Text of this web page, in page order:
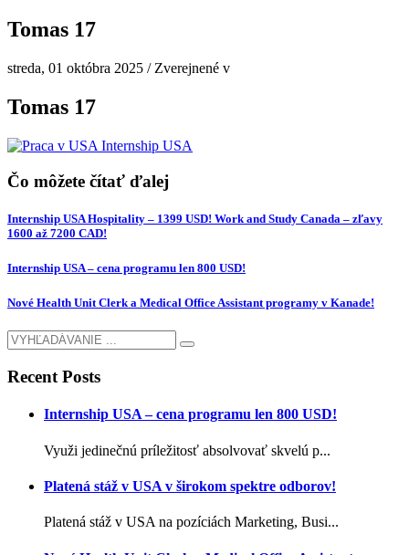
Tomas 17
streda, 01 októbra 2025 / Zverejnené v
Tomas 17
Čo môžete čítať ďalej
Internship USA Hospitality – 1399 USD! Work and Study Canada – zľavy
1600 až 7200 CAD!
Internship USA – cena programu len 800 USD!
Nové Health Unit Clerk a Medical Office Assistant programy v Kanade!
Recent Posts
Internship USA – cena programu len 800 USD!
Využi jedinečnú príležitosť absolvovať skvelú p...
Platená stáž v USA v širokom spektre odborov!
Platená stáž v USA na pozíciách Marketing, Busi...